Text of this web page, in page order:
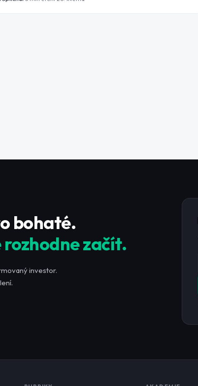
žijí v dluzích nebo nemají naspořeno na důchod, se
bohaté.
rozhodne začít.
investor.